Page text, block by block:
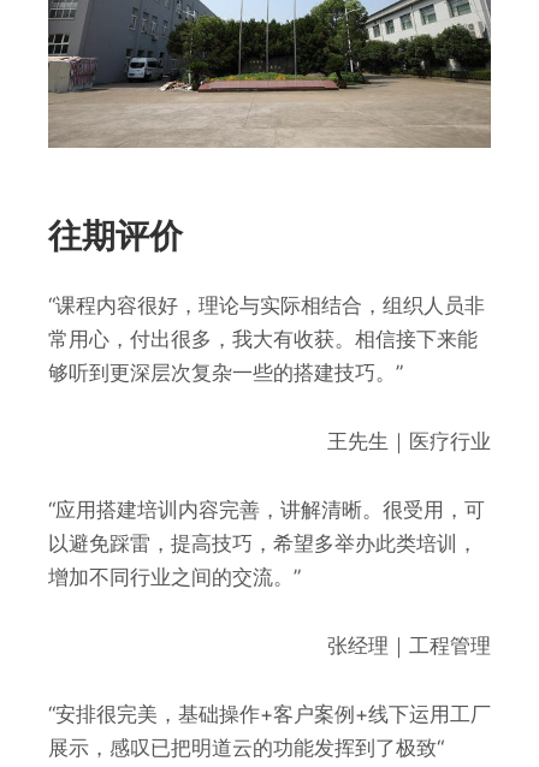
往期评价
“课程内容很好，理论与实际相结合，组织人员非
常用心，付出很多，我大有收获。相信接下来能
够听到更深层次复杂一些的搭建技巧。”
王先生｜医疗行业
“应用搭建培训内容完善，讲解清晰。很受用，可
以避免踩雷，提高技巧，希望多举办此类培训，
增加不同行业之间的交流。”
张经理｜工程管理
“安排很完美，基础操作+客户案例+线下运用工厂
展示，感叹已把明道云的功能发挥到了极致“